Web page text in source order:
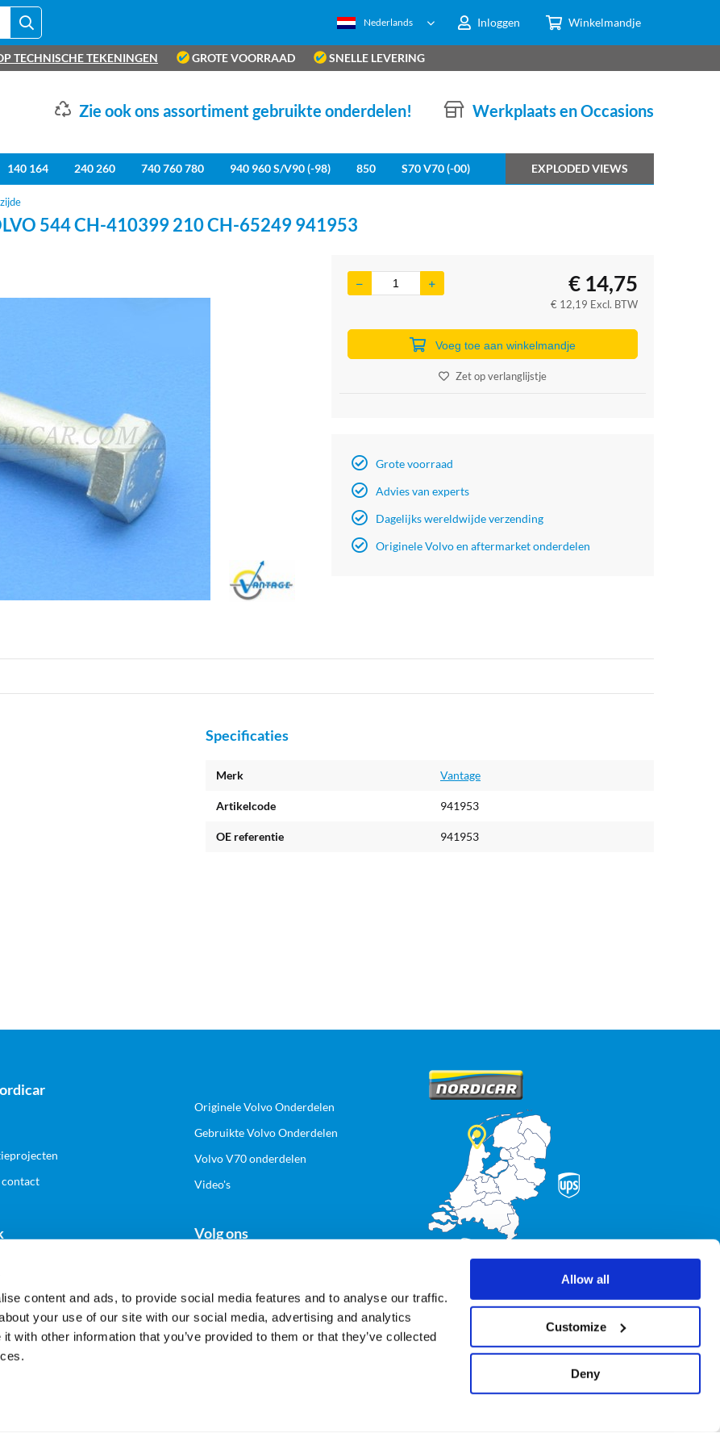
content and ads, to provide social media features and to analyse our traffic.
your use of our site with our social media, advertising and analytics
with other information that you’ve provided to them or that they’ve collected
Allow all
Customize
Deny
Inloggen Winkelmandje
Nederlands
TECHNISCHE TEKENINGEN GROTE VOORRAAD SNELLE LEVERING
Werkplaats en Occasions
Zie ook ons assortiment gebruikte onderdelen!
140 164 240 260 740 760 780 940 960 S/V90 (-98) 850 S70 V70 (-00) EXPLODED VIEWS
544 CH-410399 210 CH-65249 941953
Brand
€ 14,75
€ 12,19 Excl. BTW
Voeg toe aan winkelmandje
Zet op verlanglijstje
Grote voorraad
Advies van experts
Dagelijks wereldwijde verzending
Originele Volvo en aftermarket onderdelen
Specificaties
Merk Vantage
Artikelcode 941953
OE referentie 941953
contact
Originele Volvo Onderdelen
Gebruikte Volvo Onderdelen
Volvo V70 onderdelen
Video's
zakelijk account
Volg ons